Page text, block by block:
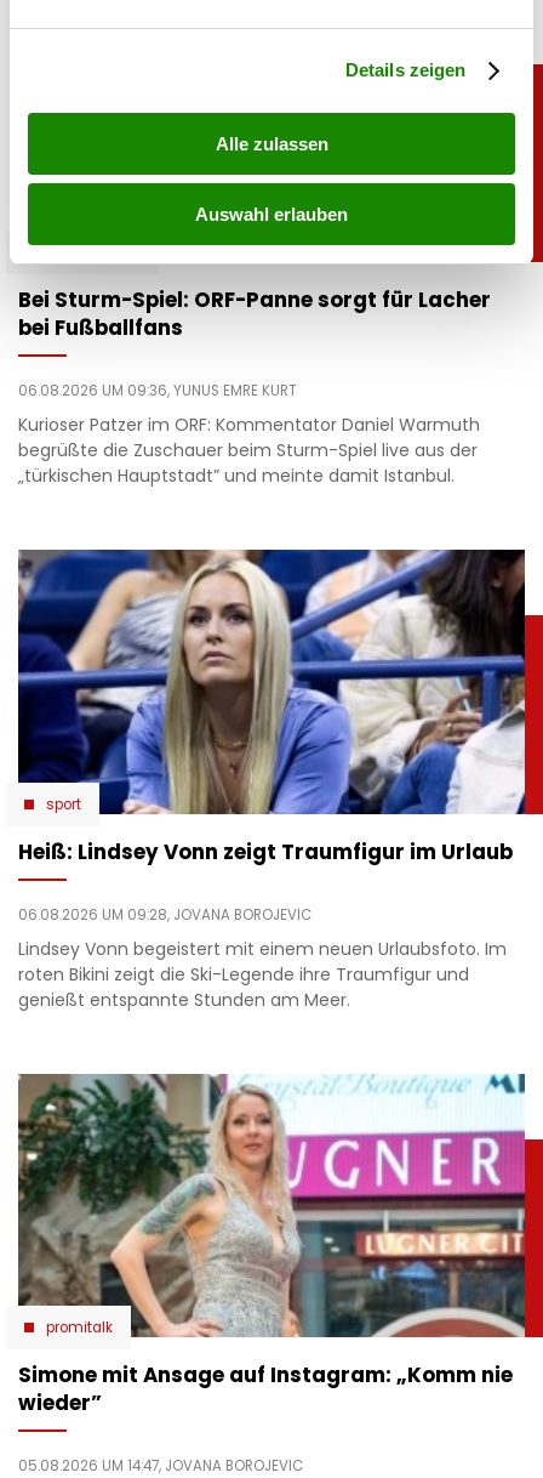
Details zeigen
Alle zulassen
Auswahl erlauben
Bei Sturm-Spiel: ORF-Panne sorgt für Lacher
bei Fußballfans
06.08.2026 UM 09:36,YUNUS EMRE KURT
Kurioser Patzer im ORF: Kommentator Daniel Warmuth
begrüßte die Zuschauer beim Sturm-Spiel live aus der
„türkischen Hauptstadt” und meinte damit Istanbul.
sport
Heiß: Lindsey Vonn zeigt Traumfigur im Urlaub
06.08.2026 UM 09:28, JOVANA BOROJEVIC
Lindsey Vonn begeistert mit einem neuen Urlaubsfoto. Im
roten Bikini zeigt die Ski-Legende ihre Traumfigur und
genießt entspannte Stunden am Meer.
promitalk
Simone mit Ansage auf Instagram: „Komm nie
wieder”
05.08.2026 UM 14:47, JOVANA BOROJEVIC